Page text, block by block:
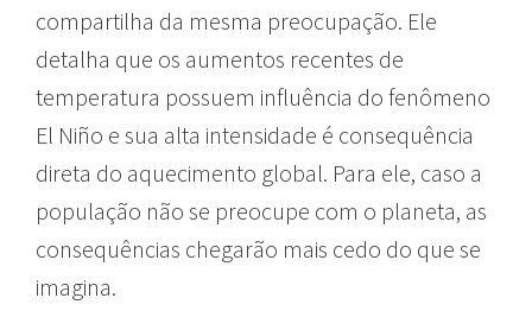
compartilha da mesma preocupação. Ele
detalha que os aumentos recentes de
temperatura possuem influência do fenômeno
El Niño e sua alta intensidade é consequência
direta do aquecimento global. Para ele, caso a
população não se preocupe com o planeta, as
consequências chegarão mais cedo do que se
imagina.